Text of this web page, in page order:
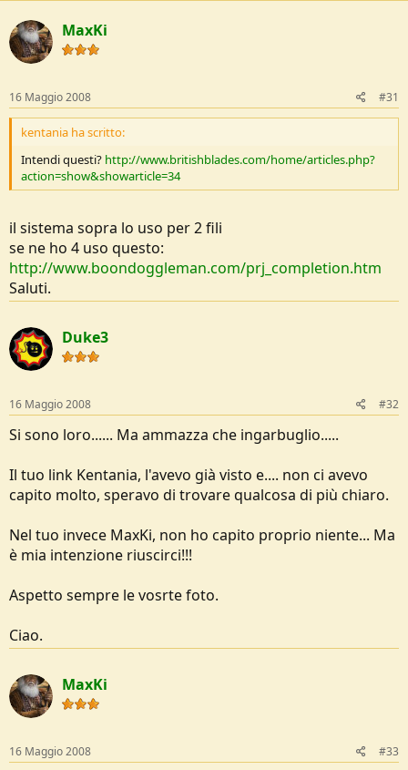
MaxKi
16 Maggio 2008 #31
kentania ha scritto:
Intendi questi? http://www.britishblades.com/home/articles.php?
action=show&showarticle=34
il sistema sopra lo uso per 2 fili
se ne ho 4 uso questo:
http://www.boondoggleman.com/prj_completion.htm
Saluti.
Duke3
16 Maggio 2008 #32
Si sono loro...... Ma ammazza che ingarbuglio.....
Il tuo link Kentania, l'avevo già visto e.... non ci avevo
capito molto, speravo di trovare qualcosa di più chiaro.
Nel tuo invece MaxKi, non ho capito proprio niente... Ma
è mia intenzione riuscirci!!!
Aspetto sempre le vosrte foto.
Ciao.
MaxKi
16 Maggio 2008 #33